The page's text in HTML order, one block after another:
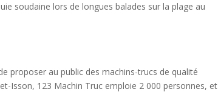
soudaine lors de longues balades sur la plage au
proposer au public des machins-trucs de qualité
Isson, 123 Machin Truc emploie 2 000 personnes, et